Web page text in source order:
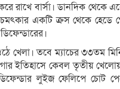
রাখে বার্সা। ডানদিক থেকে
চমৎকার একটি ক্রস থেকে হেডে
তবে ম্যাচের ৩৩তম
ইতিহাসে কেবল তৃতীয়
লুইজ ফেলিপে চোট